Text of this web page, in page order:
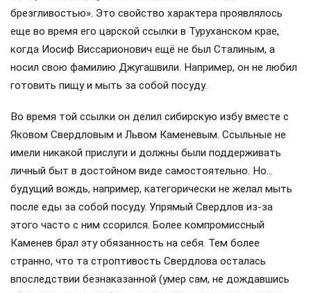
брезгливостью». Это свойство характера проявлялось
еще во время его царской ссылки в Туруханском крае,
когда Иосиф Виссарионович ещё не был Сталиным, а
носил свою фамилию Джугашвили. Например, он не любил
готовить пищу и мыть за собой посуду.
Во время той ссылки он делил сибирскую избу вместе с
Яковом Свердловым и Львом Каменевым. Ссыльные не
имели никакой прислуги и должны были поддерживать
личный быт в достойном виде самостоятельно. Но…
будущий вождь, например, категорически не желал мыть
после еды за собой посуду. Упрямый Свердлов из-за
этого часто с ним ссорился. Более компромиссный
Каменев брал эту обязанность на себя. Тем более
странно, что та строптивость Свердлова осталась
впоследствии безнаказанной (умер сам, не дождавшись